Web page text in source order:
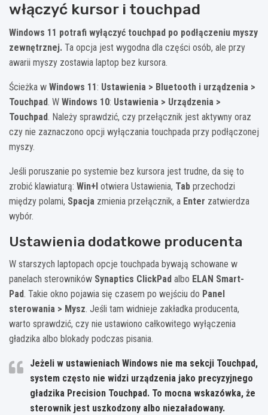
włączyć kursor i touchpad
Windows 11 potrafi wyłączyć touchpad po podłączeniu myszy
zewnętrznej. Ta opcja jest wygodna dla części osób, ale przy
awarii myszy zostawia laptop bez kursora.
Ścieżka w Windows 11: Ustawienia > Bluetooth i urządzenia >
Touchpad. W Windows 10: Ustawienia > Urządzenia >
Touchpad. Należy sprawdzić, czy przełącznik jest aktywny oraz
czy nie zaznaczono opcji wyłączania touchpada przy podłączonej
myszy.
Jeśli poruszanie po systemie bez kursora jest trudne, da się to
zrobić klawiaturą: Win+I otwiera Ustawienia, Tab przechodzi
między polami, Spacja zmienia przełącznik, a Enter zatwierdza
wybór.
Ustawienia dodatkowe producenta
W starszych laptopach opcje touchpada bywają schowane w
panelach sterowników Synaptics ClickPad albo ELAN Smart-
Pad. Takie okno pojawia się czasem po wejściu do Panel
sterowania > Mysz. Jeśli tam widnieje zakładka producenta,
warto sprawdzić, czy nie ustawiono całkowitego wyłączenia
gładzika albo blokady podczas pisania.
Jeżeli w ustawieniach Windows nie ma sekcji Touchpad,
system często nie widzi urządzenia jako precyzyjnego
gładzika Precision Touchpad. To mocna wskazówka, że
sterownik jest uszkodzony albo niezaładowany.